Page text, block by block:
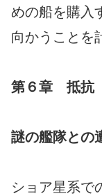
めの船を購入
向かうことを
第６章 抵抗
謎の艦隊との
ショア星系で